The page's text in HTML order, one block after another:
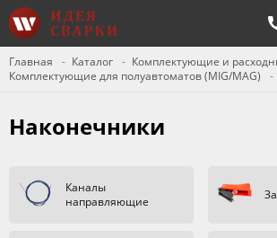
Главная Каталог
Комплектующие и
Комплектующие для полуавтоматов (MIG/MAG)
Наконечники
Каналы
направляющие